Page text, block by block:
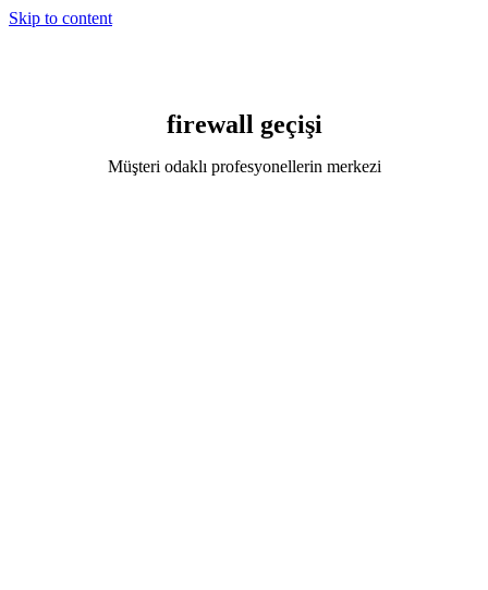
Skip to content
firewall geçişi
Müşteri odaklı profesyonellerin merkezi